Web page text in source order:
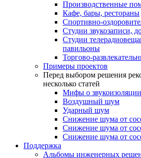
Производственные
Кафе, бары, рестораны
Спортивно-
Студии звукозаписи,
Студии
павильоны
Торгово-
Примеры проектов
Перед выбором решения
несколько статей
Мифы о звукоизоляции
Воздушный шум
Ударный шум
Снижение шума от
Снижение шума от
Снижение шума от
Поддержка
Альбомы инженерных